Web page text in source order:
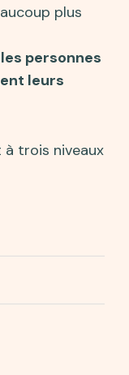
plus
personnes
leurs
trois niveaux